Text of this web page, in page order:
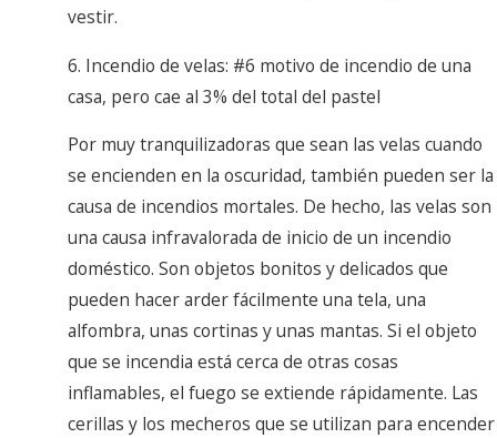
vestir.
6. Incendio de velas: #6 motivo de incendio de una
casa, pero cae al 3% del total del pastel
Por muy tranquilizadoras que sean las velas cuando
se encienden en la oscuridad, también pueden ser la
causa de incendios mortales. De hecho, las velas son
una causa infravalorada de inicio de un incendio
doméstico. Son objetos bonitos y delicados que
pueden hacer arder fácilmente una tela, una
alfombra, unas cortinas y unas mantas. Si el objeto
que se incendia está cerca de otras cosas
inflamables, el fuego se extiende rápidamente. Las
cerillas y los mecheros que se utilizan para encender